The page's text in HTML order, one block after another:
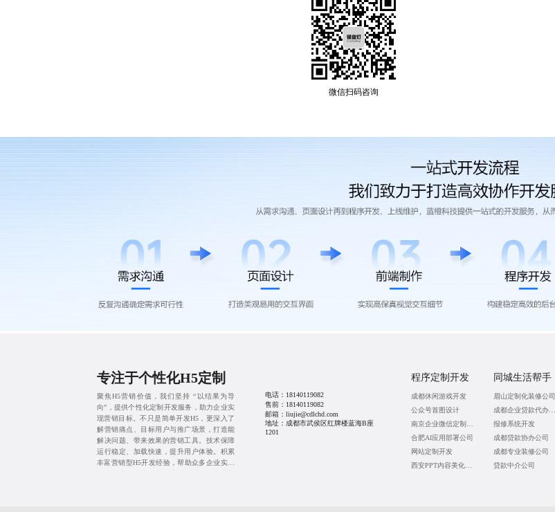
微信扫码咨询
专注于个性化H5定制
聚焦H5营销价值，我们坚持 “以结果为导
向”，提供个性化定制开发服务，助力企业实
现营销目标。不只是简单开发H5，更深入了
解营销痛点、目标用户与推广场景，打造能
解决问题、带来效果的营销工具。技术保障
运行稳定、加载快速，提升用户体验。积累
丰富营销型H5开发经验，帮助众多企业实现
电话： 18140119082
售前： 18140119082
邮箱：liujie@cdlchd.com
地址：成都市武侯区红牌楼蓝海B座
1201
程序定制开发
成都休闲游戏开发
公众号首图设计
合肥AI应用部署公司
网站定制开发
西安PPT内容美化公司
同城生活帮手
眉山定制化装修公司
成都企业贷款代办公司
报修系统开发
成都贷款协办公司
成都专业装修公司
贷款中介公司